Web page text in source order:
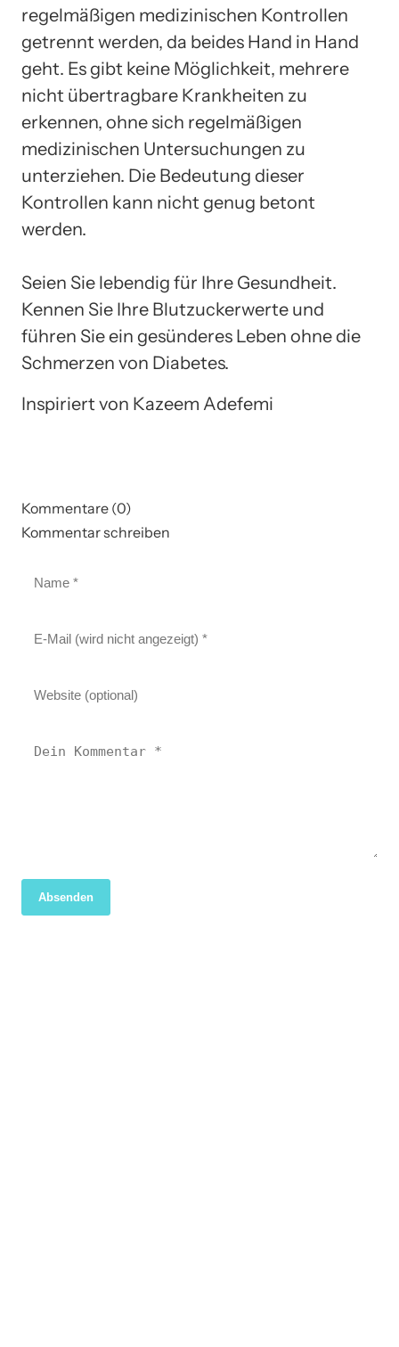
regelmäßigen medizinischen Kontrollen
getrennt werden, da beides Hand in Hand
geht. Es gibt keine Möglichkeit, mehrere
nicht übertragbare Krankheiten zu
erkennen, ohne sich regelmäßigen
medizinischen Untersuchungen zu
unterziehen. Die Bedeutung dieser
Kontrollen kann nicht genug betont
werden.
Seien Sie lebendig für Ihre Gesundheit.
Kennen Sie Ihre Blutzuckerwerte und
führen Sie ein gesünderes Leben ohne die
Schmerzen von Diabetes.
Inspiriert von Kazeem Adefemi
Kommentare (0)
Kommentar schreiben
Absenden